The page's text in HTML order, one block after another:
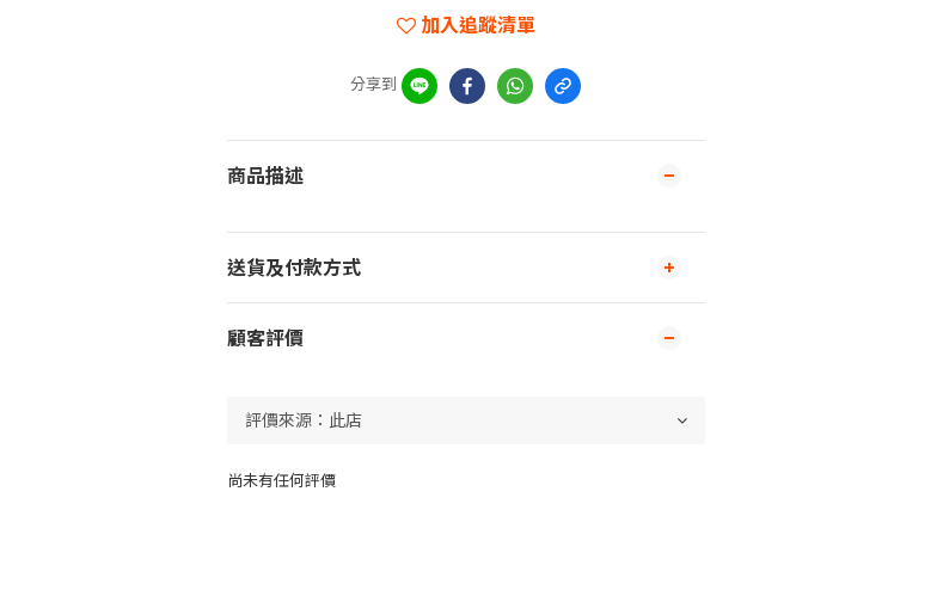
加入追蹤清單
分享到
商品描述
送貨及付款方式
顧客評價
尚未有任何評價